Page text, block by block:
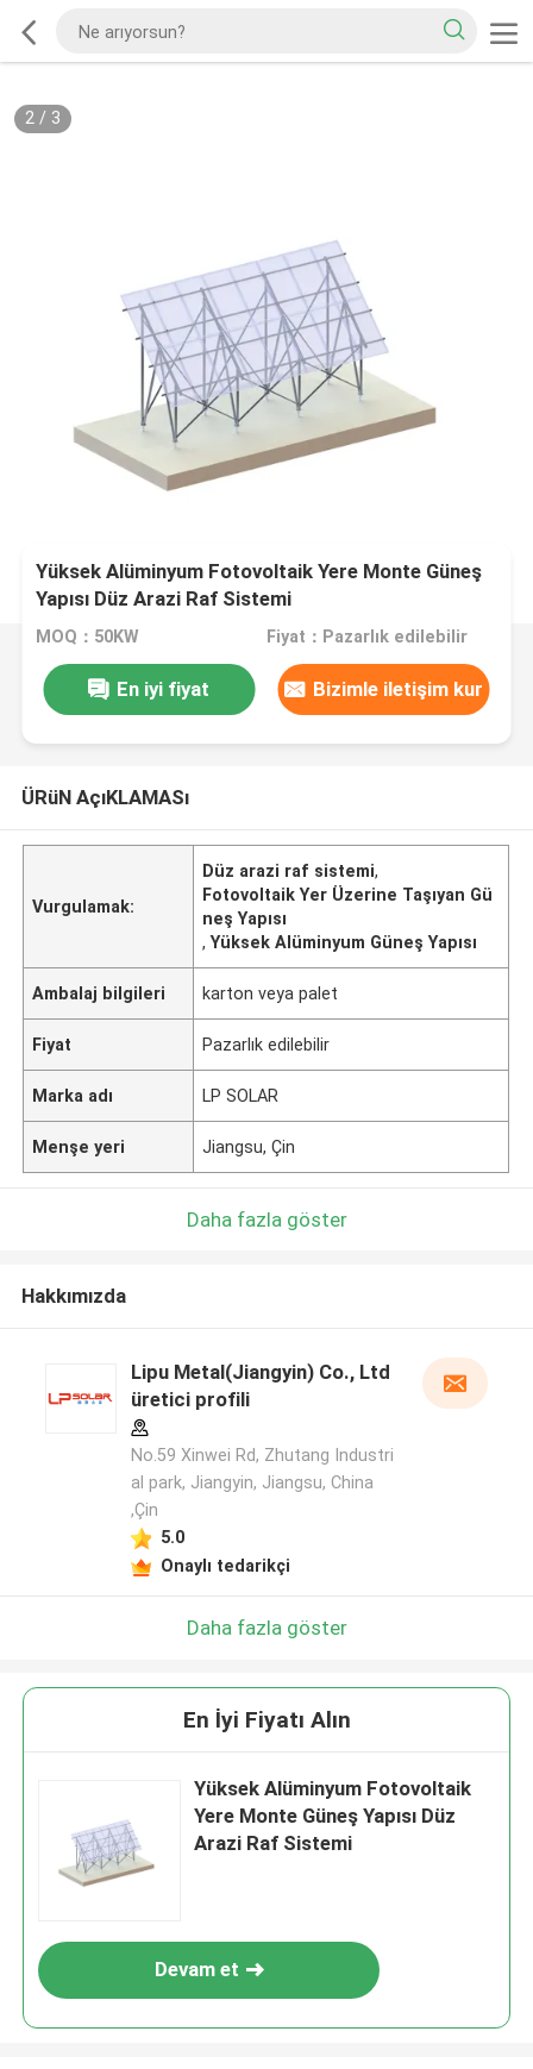
2/ 3
Yüksek Alüminyum Fotovoltaik Yere Monte Güneş
Yapısı Düz ​​Arazi Raf Sistemi
MOQ：50KW Fiyat：Pazarlık edilebilir
En iyi fiyat Bizimle iletişim kur
ÜRüN AçıKLAMASı
Vurgulamak:
Düz arazi raf sistemi,
Fotovoltaik Yer Üzerine Taşıyan Gü
neş Yapısı
,Yüksek Alüminyum Güneş Yapısı
Ambalaj bilgileri karton veya palet
Fiyat Pazarlık edilebilir
Marka adı LP SOLAR
Menşe yeri Jiangsu, Çin
Daha fazla göster
Hakkımızda
Lipu Metal(Jiangyin) Co., Ltd
üretici profili
No.59 Xinwei Rd, Zhutang Industri
al park, Jiangyin, Jiangsu, China
,Çin
5.0
Onaylı tedarikçi
Daha fazla göster
En İyi Fiyatı Alın
Yüksek Alüminyum Fotovoltaik
Yere Monte Güneş Yapısı Düz ​​
Arazi Raf Sistemi
Devam et